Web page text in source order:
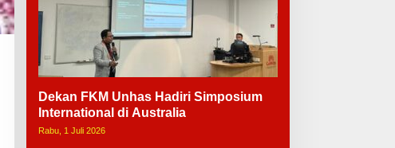
Dekan FKM Unhas Hadiri Simposium
International di Australia
Rabu, 1 Juli 2026